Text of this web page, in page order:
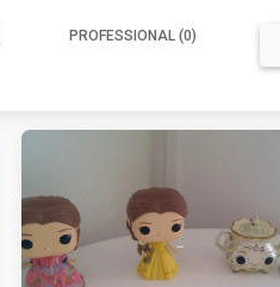
PROFESSIONAL (0)